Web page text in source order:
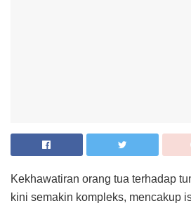
Kekhawatiran orang tua terhadap
kini semakin kompleks, mencakup